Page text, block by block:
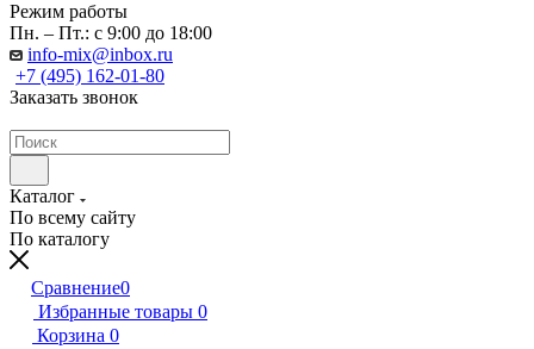
Режим работы
Пн. – Пт.: с 9:00 до 18:00
info-mix@inbox.ru
+7 (495) 162-01-80
Заказать звонок
Каталог
По всему сайту
По каталогу
Сравнение0
Избранные товары 0
Корзина 0